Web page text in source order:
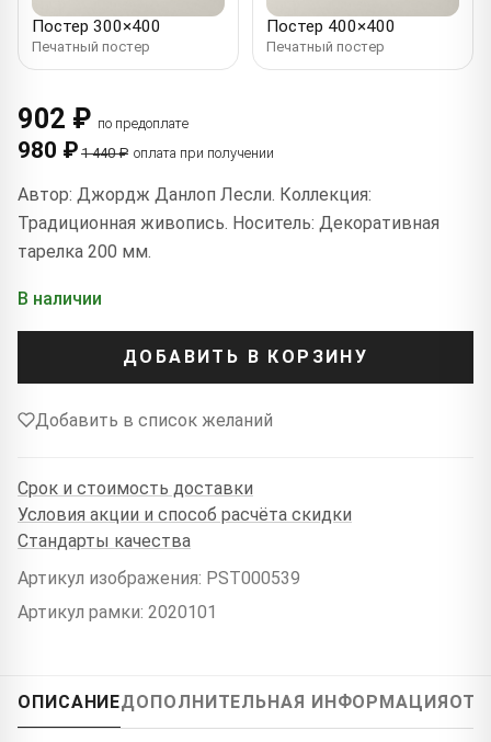
Постер 300×400
Печатный постер
Постер 400×400
Печатный постер
902 ₽ по предоплате
980 ₽ 1 440 ₽ оплата при получении
Автор: Джордж Данлоп Лесли. Коллекция:
Традиционная живопись. Носитель: Декоративная
тарелка 200 мм.
В наличии
ДОБАВИТЬ В КОРЗИНУ
Добавить в список желаний
Срок и стоимость доставки
Условия акции и способ расчёта скидки
Стандарты качества
Артикул изображения: PST000539
Артикул рамки: 2020101
ОПИСАНИЕДОПОЛНИТЕЛЬНАЯ ИНФОРМАЦИЯ